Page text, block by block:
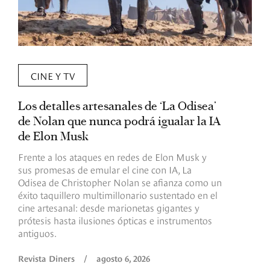
CINE Y TV
Los detalles artesanales de ‘La Odisea’
de Nolan que nunca podrá igualar la IA
de Elon Musk
Frente a los ataques en redes de Elon Musk y
sus promesas de emular el cine con IA, La
Odisea de Christopher Nolan se afianza como un
éxito taquillero multimillonario sustentado en el
cine artesanal: desde marionetas gigantes y
prótesis hasta ilusiones ópticas e instrumentos
antiguos.
Revista Diners / agosto 6, 2026